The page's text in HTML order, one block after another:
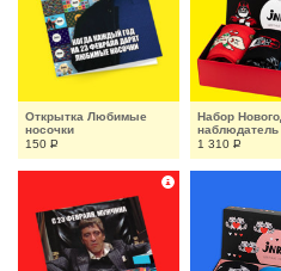
Открытка Любимые
носочки
150 Р
Набор
наблюдатель
1 310 Р